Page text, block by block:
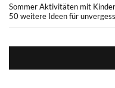
Sommer Aktivitäten mit
50 weitere Ideen für